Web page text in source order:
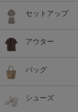
セットアップ
アウター
バッグ
シューズ